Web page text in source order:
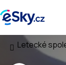
Letecké